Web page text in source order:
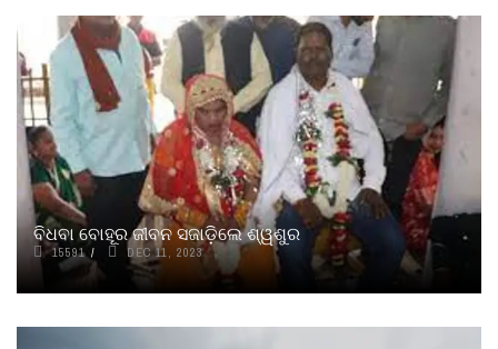
ବିଧବା ବୋହୂର ଜୀବନ ସଜାଡ଼ିଲେ ଶ୍ୱଶୁର
15591 DEC 11, 2023